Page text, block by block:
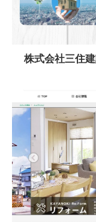
株式会社三住